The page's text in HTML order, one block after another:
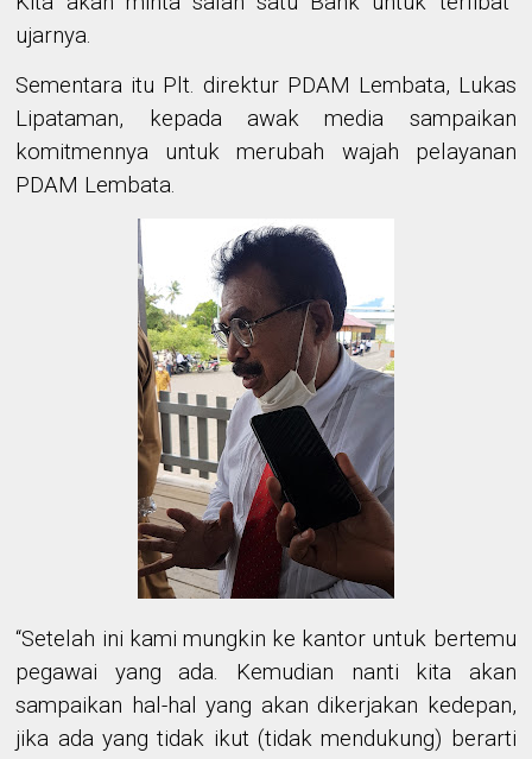
ujarnya.
Sementara itu Plt. direktur PDAM Lembata, Lukas
Lipataman, kepada awak media sampaikan
komitmennya untuk merubah wajah pelayanan
PDAM Lembata.
“Setelah ini kami mungkin ke kantor untuk bertemu
pegawai yang ada. Kemudian nanti kita akan
sampaikan hal-hal yang akan dikerjakan kedepan,
jika ada yang tidak ikut (tidak mendukung) berarti